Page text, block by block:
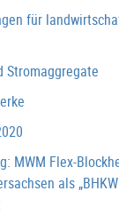
für
Stromaggregate
MWM Flex-
als